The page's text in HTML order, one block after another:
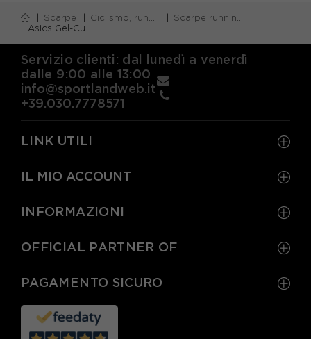
Scarpe Ciclismo, running e piscina
Scarpe running neutre
Asics Gel-Cumulus 28 Blubell Bianco - Scarpe Running Donna
Servizio clienti: dal lunedì a venerdì
dalle 9:00 alle 13:00
info@sportlandweb.it
+39.030.7778571
LINK UTILI
IL MIO ACCOUNT
INFORMAZIONI
OFFICIAL PARTNER OF
PAGAMENTO SICURO